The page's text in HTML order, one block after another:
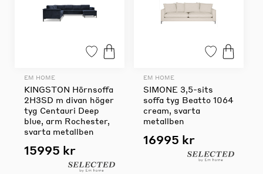
EM HOME
KINGSTON Hörnsoffa
2H3SD m divan höger
tyg Centauri Deep
blue, arm Rochester,
svarta metallben
15995 kr
EM HOME
SIMONE 3,5-sits
soffa tyg Beatto 1064
cream, svarta
metallben
16995 kr